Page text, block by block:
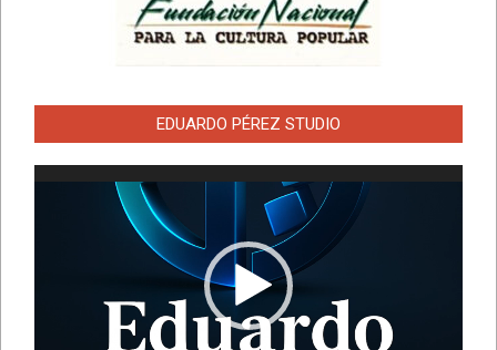
EDUARDO PÉREZ STUDIO
Reproductor